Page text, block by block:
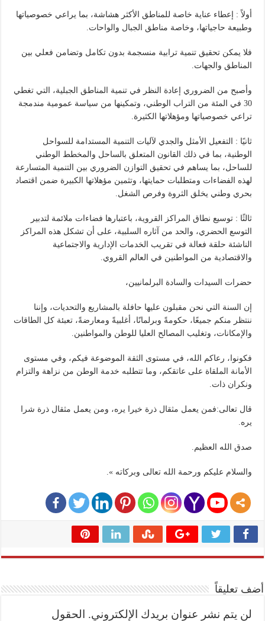
أولاً : إعطاء عناية خاصة للمناطق الأكثر هشاشة، بما يراعي خصوصياتها
وطبيعة حاجياتها، وخاصة مناطق الجبال والواحات.
فلا يمكن تحقيق تنمية ترابية منسجمة بدون تكامل وتضامن فعلي بين
المناطق والجهات.
وأصبح من الضروري إعادة النظر في تنمية المناطق الجبلية، التي تغطي
30 في المئة من التراب الوطني، وتمكينها من سياسة عمومية مندمجة
تراعي خصوصياتها ومؤهلاتها الكثيرة.
ثانيًا : التفعيل الأمثل والجدي لآليات التنمية المستدامة للسواحل
الوطنية، بما في ذلك القانون المتعلق بالساحل والمخطط الوطني
للساحل، بما يساهم في تحقيق التوازن الضروري بين التنمية المتسارعة
لهذه الفضاءات ومتطلبات حمايتها، وتثمين مؤهلاتها الكبيرة ضمن اقتصاد
بحري وطني يخلق الثروة وفرص الشغل.
ثالثًا : توسيع نطاق المراكز القروية، باعتبارها فضاءات ملائمة لتدبير
التوسع الحضري، والحد من آثاره السلبية، على أن تشكل هذه المراكز
الناشئة حلقة فعالة في تقريب الخدمات الإدارية والاجتماعية
والاقتصادية من المواطنين في العالم القروي.
حضرات السيدات والسادة البرلمانيين،
إن السنة التي نحن مقبلون عليها حافلة بالمشاريع والتحديات، وإننا
ننتظر منكم جميعًا، حكومةً وبرلمانًا، أغلبيةً ومعارضةً، تعبئة كل الطاقات
والإمكانات، وتغليب المصالح العليا للوطن والمواطنين.
فكونوا، رعاكم الله، في مستوى الثقة الموضوعة فيكم، وفي مستوى
الأمانة الملقاة على عاتقكم، وما تتطلبه خدمة الوطن من نزاهة والتزام
ونكران ذات.
قال تعالى:فمن يعمل مثقال ذرة خيرا يره، ومن يعمل مثقال ذرة شرا
يره.
صدق الله العظيم.
والسلام عليكم ورحمة الله تعالى وبركاته ».
أضف تعليقاً
لن يتم نشر عنوان بريدك الإلكتروني.
الحقول